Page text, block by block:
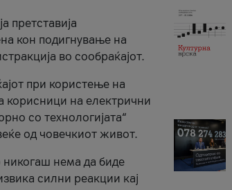
претставија
кон подигнување на
во сообраќајот.
при користење на
корисници на електрични
со технологијата“
од човечкиот живот.
нема да биде
силни реакции кај